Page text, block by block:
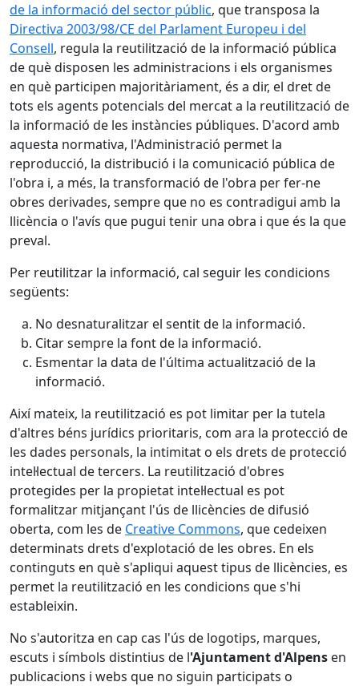
de la informació del sector públic, que transposa la
Directiva 2003/98/CE del Parlament Europeu i del
Consell, regula la reutilització de la informació pública
de què disposen les administracions i els organismes
en què participen majoritàriament, és a dir, el dret de
tots els agents potencials del mercat a la reutilització de
la informació de les instàncies públiques. D'acord amb
aquesta normativa, l'Administració permet la
reproducció, la distribució i la comunicació pública de
l'obra i, a més, la transformació de l'obra per fer-ne
obres derivades, sempre que no es contradigui amb la
llicència o l'avís que pugui tenir una obra i que és la que
preval.
Per reutilitzar la informació, cal seguir les condicions
següents:
No desnaturalitzar el sentit de la informació.
Citar sempre la font de la informació.
Esmentar la data de l'última actualització de la
informació.
Així mateix, la reutilització es pot limitar per la tutela
d'altres béns jurídics prioritaris, com ara la protecció de
les dades personals, la intimitat o els drets de protecció
intel·lectual de tercers. La reutilització d'obres
protegides per la propietat intel·lectual es pot
formalitzar mitjançant l'ús de llicències de difusió
oberta, com les de Creative Commons, que cedeixen
determinats drets d'explotació de les obres. En els
continguts en què s'apliqui aquest tipus de llicències, es
permet la reutilització en les condicions que s'hi
estableixin.
No s'autoritza en cap cas l'ús de logotips, marques,
escuts i símbols distintius de l'Ajuntament d'Alpens en
publicacions i webs que no siguin participats o